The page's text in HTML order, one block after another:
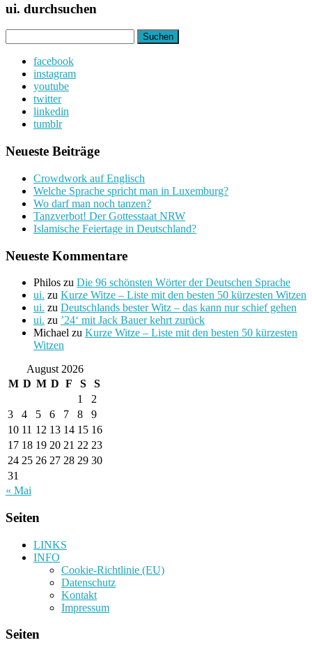
ui. durchsuchen
nach:
facebook
instagram
youtube
twitter
linkedin
tumblr
Neueste Beiträge
Crowdwork auf Englisch
Welche Sprache spricht man in Luxemburg?
Wo darf man noch tanzen?
Tanzverbot! Der Gottesstaat NRW
Islamische Feiertage in Deutschland?
Neueste Kommentare
Philos zu Die 96 schönsten Wörter der Deutschen Sprache
ui. zu Kurze Witze – Liste mit den besten 50 kürzesten Witzen
ui. zu Deutschlands bester Witz – das kann nur schief gehen
ui. zu ’24‘ mit Jack Bauer kehrt zurück
Michael zu Kurze Witze – Liste mit den besten 50 kürzesten
Witzen
August 2026
M D M D F S
S
1
2
3
4 5 6 7 8
9
10 11 12 13 14 15 16
17 18 19 20 21 22 23
24 25 26 27 28 29 30
31
« Mai
Seiten
LINKS
INFO
Cookie-Richtlinie (EU)
Datenschutz
Kontakt
Impressum
Seiten